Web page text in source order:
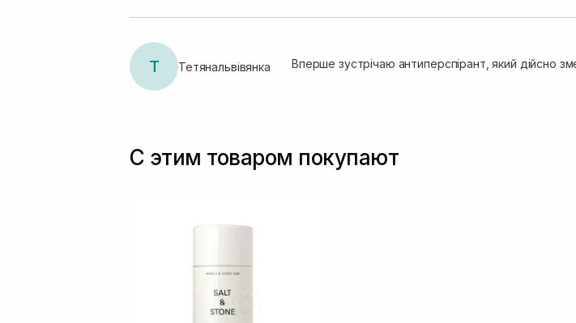
Т Тетянальвівянка Вперше зустрічаю антиперспірант, який дійсно
С этим товаром покупают